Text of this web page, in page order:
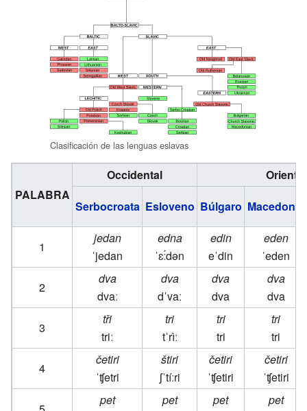
Clasificación de las lenguas eslavas
PALABRA
Occidental
Oriental
Serbocroata Esloveno Búlgaro Macedonio
1
jedan
ˈjedan
edna
ˈɛː́dən
edin
eˈdin
eden
ˈeden
2
dva
dvaː
dva
dˈvaː
dva
dva
dva
dva
3
tři
triː
tri
tˈrìː
tri
tri
tri
tri
4
četiri
ˈʧetri
štiri
ʃˈtíːri
četiri
ˈʧetiri
četiri
ˈʧetiri
pet
pet
pet
pet